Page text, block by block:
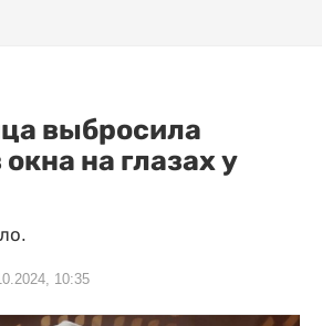
выбросила
на глазах у
10:35